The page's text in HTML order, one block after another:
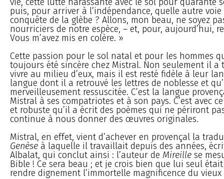
puis, pour arriver à l’indépendance, quelle autre
conquête de la glèbe ? Allons, mon beau, ne soyez
nourriciers de notre espèce, – et, pour, aujourd’hui,
Vous m’avez mis en colère. »
Cette passion pour le sol natal et pour les hommes
toujours été sincère chez Mistral. Non seulement il
vivre au milieu d’eux, mais il est resté fidèle à leur
langue dont il a retrouvé les lettres de noblesse et
merveilleusement ressuscitée. C’est la langue
Mistral à ses compatriotes et à son pays. C’est avec
et robuste qu’il a écrit des poèmes qui ne périront
continue à nous donner des œuvres originales.
Mistral, en effet, vient d’achever en provençal la
Genèse à laquelle il travaillait depuis des années,
Albalat, qui conclut ainsi : l’auteur de Mireille se
Bible ! Ce sera beau ; et je crois bien que lui seul
rendre dignement l’immortelle magnificence du